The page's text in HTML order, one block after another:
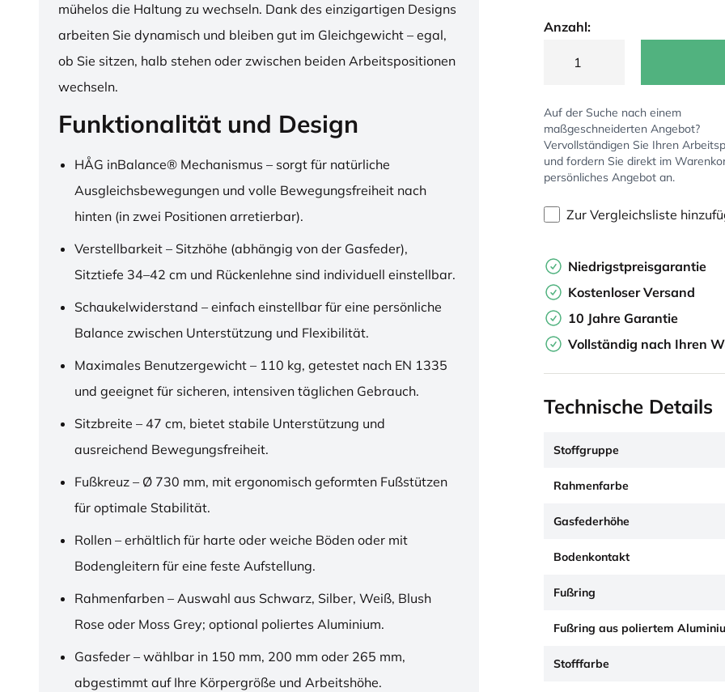
mühelos die Haltung zu wechseln. Dank des einzigartigen Designs
arbeiten Sie dynamisch und bleiben gut im Gleichgewicht – egal,
ob Sie sitzen, halb stehen oder zwischen beiden Arbeitspositionen
wechseln.
Funktionalität und Design
HÅG inBalance® Mechanismus – sorgt für natürliche
Ausgleichsbewegungen und volle Bewegungsfreiheit nach
hinten (in zwei Positionen arretierbar).
Verstellbarkeit – Sitzhöhe (abhängig von der Gasfeder),
Sitztiefe 34–42 cm und Rückenlehne sind individuell einstellbar.
Schaukelwiderstand – einfach einstellbar für eine persönliche
Balance zwischen Unterstützung und Flexibilität.
Maximales Benutzergewicht – 110 kg, getestet nach EN 1335
und geeignet für sicheren, intensiven täglichen Gebrauch.
Sitzbreite – 47 cm, bietet stabile Unterstützung und
ausreichend Bewegungsfreiheit.
Fußkreuz – Ø 730 mm, mit ergonomisch geformten Fußstützen
für optimale Stabilität.
Rollen – erhältlich für harte oder weiche Böden oder mit
Bodengleitern für eine feste Aufstellung.
Rahmenfarben – Auswahl aus Schwarz, Silber, Weiß, Blush
Rose oder Moss Grey; optional poliertes Aluminium.
Gasfeder – wählbar in 150 mm, 200 mm oder 265 mm,
abgestimmt auf Ihre Körpergröße und Arbeitshöhe.
Anzahl:
Auf der Suche nach einem
maßgeschneiderten Angebot?
Vervollständigen Sie Ihren
und fordern Sie direkt im
persönliches Angebot an.
Zur Vergleichsliste
Niedrigstpreisgarantie
Kostenloser Versand
10 Jahre Garantie
Vollständig nach Ihren
Technische Details
Stoffgruppe
Rahmenfarbe
Gasfederhöhe
Bodenkontakt
Fußring
Fußring aus poliertem
Stofffarbe